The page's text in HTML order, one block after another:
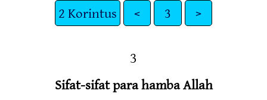
2 Korintus < 3 >
3
Sifat-sifat para hamba Allah